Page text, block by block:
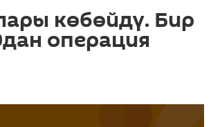
көбөйдү. Бир
операция